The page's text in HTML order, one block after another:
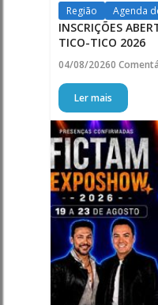
Região Agenda
INSCRIÇÕES
TICO-TICO 2026
04/08/20260
Ler mais